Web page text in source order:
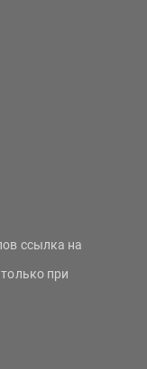
ссылка на
при